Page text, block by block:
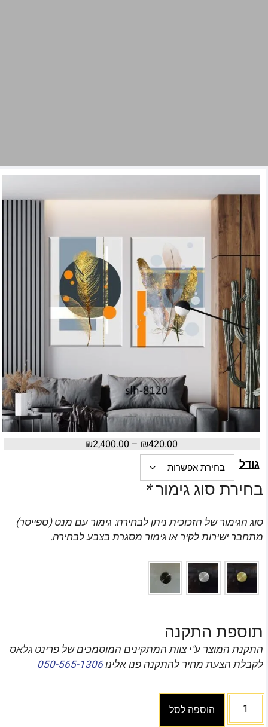
₪420.00
–
₪2,400.00
גודל
בחירת סוג גימור*
סוג הגימור של הזכוכית ניתן לבחירה: גימור עם מנט (ספייסר)
מתחבר ישירות לקיר או גימור מסגרת בצבע לבחירה.
תוספת התקנה
התקנת המוצר ע"י צוות המתקינים המוסמכים של פרינט גלאס
לקבלת הצעת מחיר להתקנה פנו אלינו050-565-1306
הוספה לסל